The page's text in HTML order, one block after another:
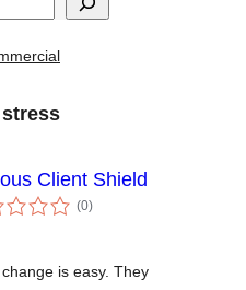
stress
Client Shield
(0個
の)
is easy. They